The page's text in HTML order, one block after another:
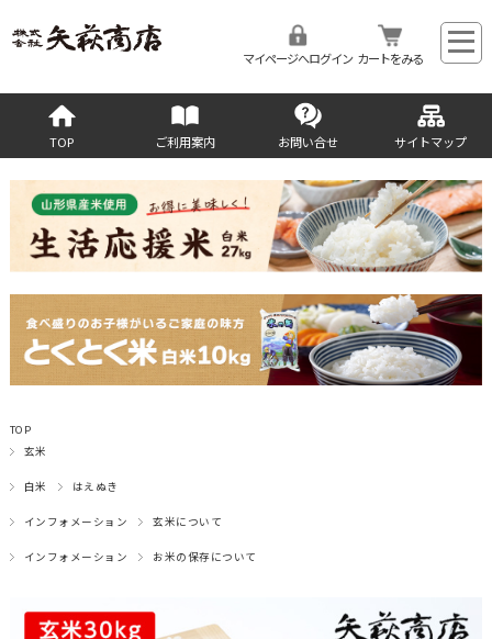
マイページへログイン カートをみる
TOP ご利用案内 お問い合せ サイトマップ
TOP
玄米
白米 はえぬき
インフォメーション 玄米について
インフォメーション お米の保存について